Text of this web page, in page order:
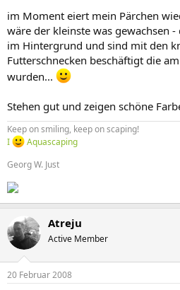
im Moment eiert mein Pärchen
wäre der kleinste was gewachsen
im Hintergrund und sind mit den
Futterschnecken beschäftigt die
wurden...
Stehen gut und zeigen schöne
Keep on smiling, keep on scaping!
I
Aquascaping
Georg W. Just
Atreju
Active Member
20 Februar 2008